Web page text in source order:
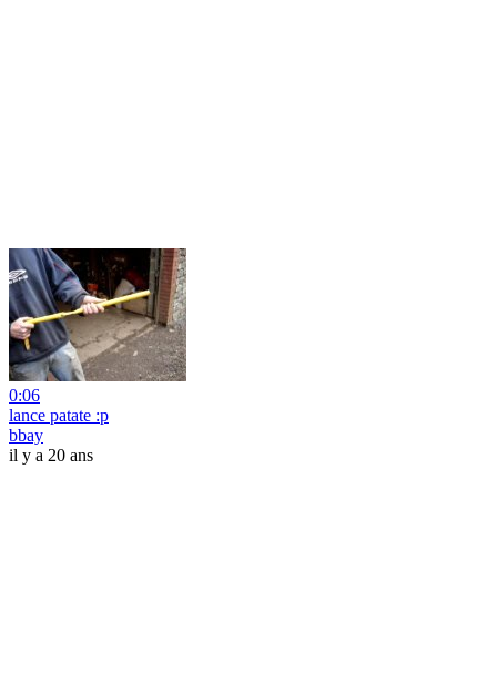
0:06
lance patate :p
bbay
il y a 20 ans